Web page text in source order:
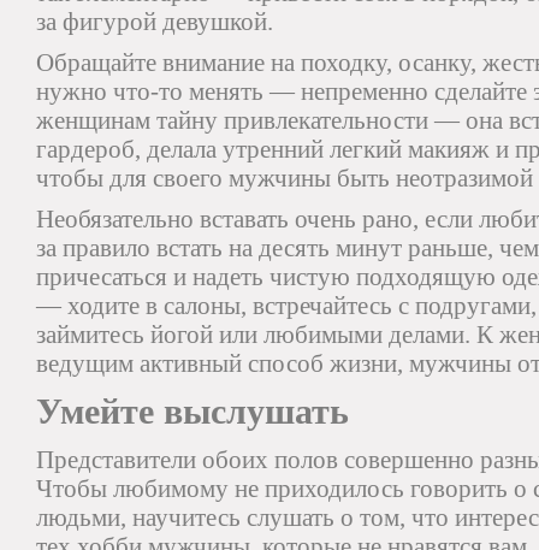
за фигурой девушкой.
Обращайте внимание на походку, осанку,
нужно что-то менять — непременно
женщинам тайну привлекательности — она
гардероб, делала утренний легкий макияж и
чтобы для своего мужчины быть неотразимой
Необязательно вставать очень рано, если
за правило встать на десять минут раньше,
причесаться и надеть чистую подходящую
— ходите в салоны, встречайтесь с
займитесь йогой или любимыми делами. К
ведущим активный способ жизни, мужчины
Умейте выслушать
Представители обоих полов совершенно
Чтобы любимому не приходилось говорить о
людьми, научитесь слушать о том, что